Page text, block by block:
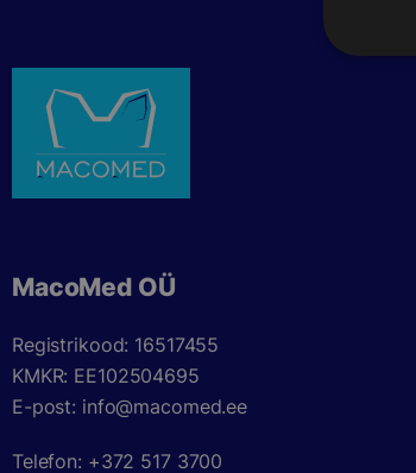
MacoMed OÜ
Registrikood: 16517455
KMKR: EE102504695
E-post: info@macomed.ee
Telefon: +372 517 3700